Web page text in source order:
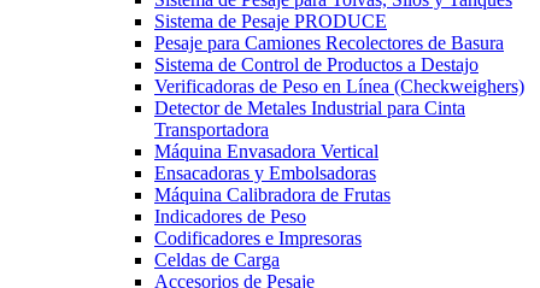
Sistema de Pesaje PRODUCE
Pesaje para Camiones Recolectores de Basura
Sistema de Control de Productos a Destajo
Verificadoras de Peso en Línea (Checkweighers)
Detector de Metales Industrial para Cinta
Transportadora
Máquina Envasadora Vertical
Ensacadoras y Embolsadoras
Máquina Calibradora de Frutas
Indicadores de Peso
Codificadores e Impresoras
Celdas de Carga
Accesorios de Pesaje